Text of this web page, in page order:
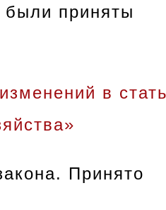
были приняты
в
Принято